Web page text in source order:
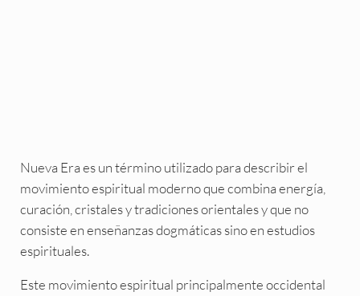
Nueva Era es un término utilizado para describir el
movimiento espiritual moderno que combina energía,
curación, cristales y tradiciones orientales y que no
consiste en enseñanzas dogmáticas sino en estudios
espirituales.
Este movimiento espiritual principalmente occidental